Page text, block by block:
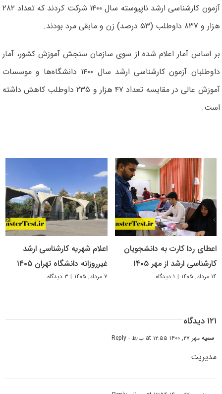
آزمون کارشناسی ارشد ناپیوسته سال ۱۴۰۰ شرکت کردند که تعداد ۲۸۲
هزار و ۸۳۷ داوطلب (۵۳ درصد) زن و مابقی مرد بودند.
بر اساس آمار اعلام شده از سوی سازمان سنجش آموزش کشور، آمار
داوطلبان آزمون کارشناسی ارشد سال ۱۴۰۰ دانشگاه‌ها و موسسات
آموزش عالی در مقایسه تعداد ۴۷ هزار و ۲۳۵ داوطلب کاهش داشته
است.
اعطای ردا کارت به دانشجویان
کارشناسی ارشد از مهر ۱۴۰۵
۱۴ مرداد, ۱۴۰۵ | ۱ دیدگاه
اعلام شهریه کارشناسی ارشد
غیرروزانه دانشگاه تهران ۱۴۰۵
۷ مرداد, ۱۴۰۵ | ۳ دیدگاه
۱۲۱ دیدگاه
سمیهمهر ۲۷, ۱۴۰۰ at ۱۲:۵۵ ب٫ظ - Reply
مدیریت